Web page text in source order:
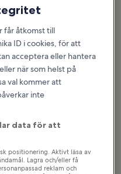
Det finns många spännande och
intressanta saker som du bör veta
om Amsterdam innan din resa, om
stadens...
De 10 bästa
festivalerna i
befolkningen i staden verkligen
får åtkomst till
ID i cookies, för att
acceptera eller hantera
när som helst på
val kommer att
inte
data för att
positionering. Aktivt läsa av
Lagra och/eller få
reklam och